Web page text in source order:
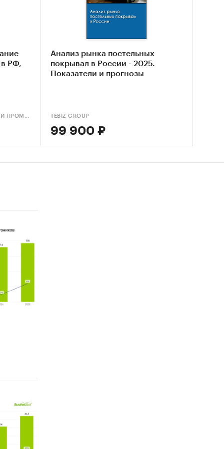
2025
РК
в РФ,
АИПР (АГЕНТСТВО ИССЛЕДОВАНИЙ ПРОМЫШЛЕННЫХ И ПОТРЕБИТЕЛЬСКИХ РЫНКОВ)
Анализ рынка постельных
покрывал в России - 2025.
Показатели и прогнозы
TEBIZ GROUP
99 900 ₽